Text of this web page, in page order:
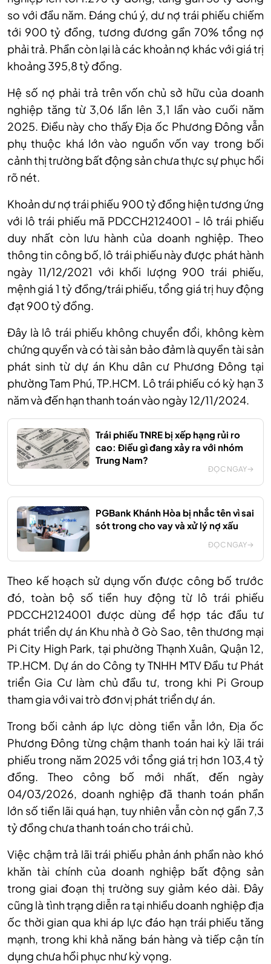
so với đầu năm. Đáng chú ý, dư nợ trái phiếu chiếm
tới 900 tỷ đồng, tương đương gần 70% tổng nợ
phải trả. Phần còn lại là các khoản nợ khác với giá trị
khoảng 395,8 tỷ đồng.
Hệ số nợ phải trả trên vốn chủ sở hữu của doanh
nghiệp tăng từ 3,06 lần lên 3,1 lần vào cuối năm
2025. Điều này cho thấy Địa ốc Phương Đông vẫn
phụ thuộc khá lớn vào nguồn vốn vay trong bối
cảnh thị trường bất động sản chưa thực sự phục hồi
rõ nét.
Khoản dư nợ trái phiếu 900 tỷ đồng hiện tương ứng
với lô trái phiếu mã PDCCH2124001 - lô trái phiếu
duy nhất còn lưu hành của doanh nghiệp. Theo
thông tin công bố, lô trái phiếu này được phát hành
ngày 11/12/2021 với khối lượng 900 trái phiếu,
mệnh giá 1 tỷ đồng/trái phiếu, tổng giá trị huy động
đạt 900 tỷ đồng.
Đây là lô trái phiếu không chuyển đổi, không kèm
chứng quyền và có tài sản bảo đảm là quyền tài sản
phát sinh từ dự án Khu dân cư Phương Đông tại
phường Tam Phú, TP.HCM. Lô trái phiếu có kỳ hạn 3
năm và đến hạn thanh toán vào ngày 12/11/2024.
ĐỌC NGAY
Trái phiếu TNRE bị xếp hạng rủi ro
cao: Điều gì đang xảy ra với nhóm
Trung Nam?
ĐỌC NGAY
PGBank Khánh Hòa bị nhắc tên vì sai
sót trong cho vay và xử lý nợ xấu
Theo kế hoạch sử dụng vốn được công bố trước
đó, toàn bộ số tiền huy động từ lô trái phiếu
PDCCH2124001 được dùng để hợp tác đầu tư
phát triển dự án Khu nhà ở Gò Sao, tên thương mại
Pi City High Park, tại phường Thạnh Xuân, Quận 12,
TP.HCM. Dự án do Công ty TNHH MTV Đầu tư Phát
triển Gia Cư làm chủ đầu tư, trong khi Pi Group
tham gia với vai trò đơn vị phát triển dự án.
Trong bối cảnh áp lực dòng tiền vẫn lớn, Địa ốc
Phương Đông từng chậm thanh toán hai kỳ lãi trái
phiếu trong năm 2025 với tổng giá trị hơn 103,4 tỷ
đồng. Theo công bố mới nhất, đến ngày
04/03/2026, doanh nghiệp đã thanh toán phần
lớn số tiền lãi quá hạn, tuy nhiên vẫn còn nợ gần 7,3
tỷ đồng chưa thanh toán cho trái chủ.
Việc chậm trả lãi trái phiếu phản ánh phần nào khó
khăn tài chính của doanh nghiệp bất động sản
trong giai đoạn thị trường suy giảm kéo dài. Đây
cũng là tình trạng diễn ra tại nhiều doanh nghiệp địa
ốc thời gian qua khi áp lực đáo hạn trái phiếu tăng
mạnh, trong khi khả năng bán hàng và tiếp cận tín
dụng chưa hồi phục như kỳ vọng.